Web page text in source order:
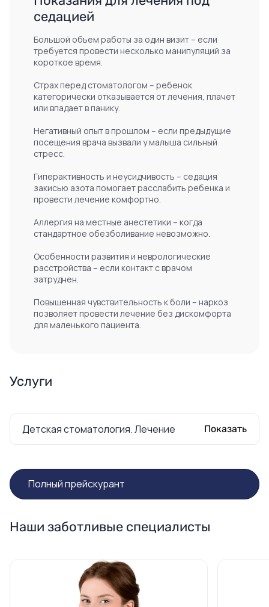
Большой объем работы за один визит – если
требуется провести несколько манипуляций за
Страх перед стоматологом – ребенок
категорически отказывается от лечения, плачет
Негативный опыт в прошлом – если предыдущие
посещения врача вызвали у малыша сильный
Гиперактивность и неусидчивость – седация
закисью азота помогает расслабить ребенка и
Аллергия на местные анестетики – когда
стандартное обезболивание невозможно.
Особенности развития и неврологические
расстройства – если контакт с врачом
Повышенная чувствительность к боли – наркоз
позволяет провести лечение без дискомфорта
Наши заботливые специалисты